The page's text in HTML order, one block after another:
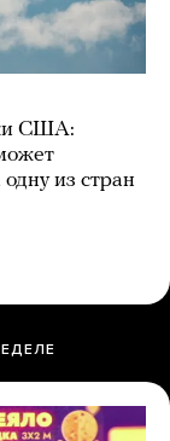
США:
из стран